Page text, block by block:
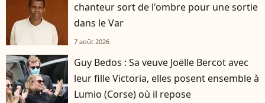
chanteur sort de l'ombre pour une sortie
dans le Var
7 août 2026
Guy Bedos : Sa veuve Joëlle Bercot avec
leur fille Victoria, elles posent ensemble à
Lumio (Corse) où il repose